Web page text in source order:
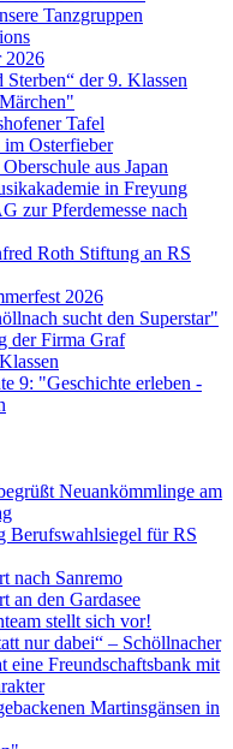
Tanzgruppen
2026
der 9. Klassen
Tafel
Osterfieber
aus Japan
in Freyung
zur Pferdemesse nach
Roth Stiftung an RS
2026
sucht den Superstar"
der Firma Graf
9: "Geschichte erleben -
Neuankömmlinge am
Berufswahlsiegel für RS
nach Sanremo
an den Gardasee
stellt sich vor!
nur dabei“ – Schöllnacher
eine Freundschaftsbank mit
Martinsgänsen in